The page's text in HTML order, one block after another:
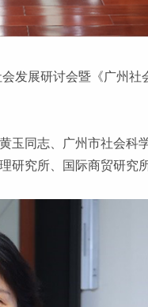
发展研讨会暨《广州
玉同志、广州市社会科
究所、国际商贸研究